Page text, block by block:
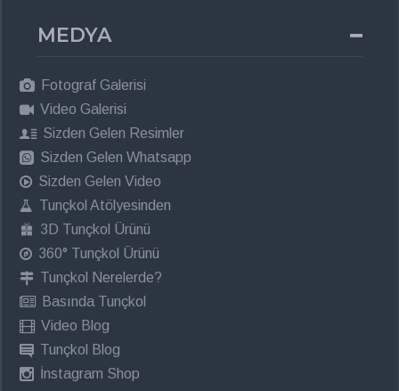
MEDYA
Fotograf Galerisi
Video Galerisi
Sizden Gelen Resimler
Sizden Gelen Whatsapp
Sizden Gelen Video
Tunçkol Atölyesinden
3D Tunçkol Ürünü
360° Tunçkol Ürünü
Tunçkol Nerelerde?
Basında Tunçkol
Video Blog
Tunçkol Blog
İnstagram Shop